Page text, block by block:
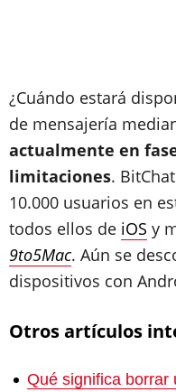
¿Cuándo estará
de mensajería
actualmente en
limitaciones.
10.000 usuarios en
todos ellos de iOS y
9to5Mac. Aún se
dispositivos con
Otros artículos
Qué significa borrar